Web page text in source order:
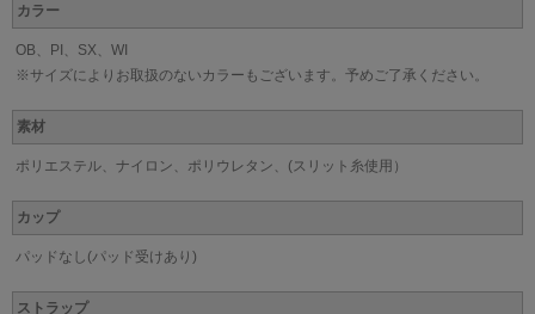
カラー
OB、PI、SX、WI
※サイズによりお取扱のないカラーもございます。予めご了承ください。
素材
ポリエステル、ナイロン、ポリウレタン、(スリット糸使用）
カップ
パッドなし(パッド受けあり)
ストラップ